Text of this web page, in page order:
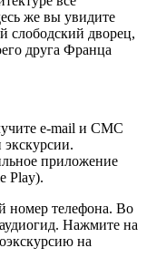
же вы увидите
слободский дворец,
друга Франца
e-mail и СМС
приложение
Play).
номер телефона. Во
Нажмите на
на